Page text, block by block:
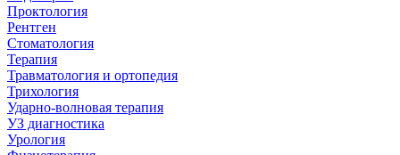
Проктология
Рентген
Стоматология
Терапия
Травматология и ортопедия
Трихология
Ударно-волновая терапия
УЗ диагностика
Урология